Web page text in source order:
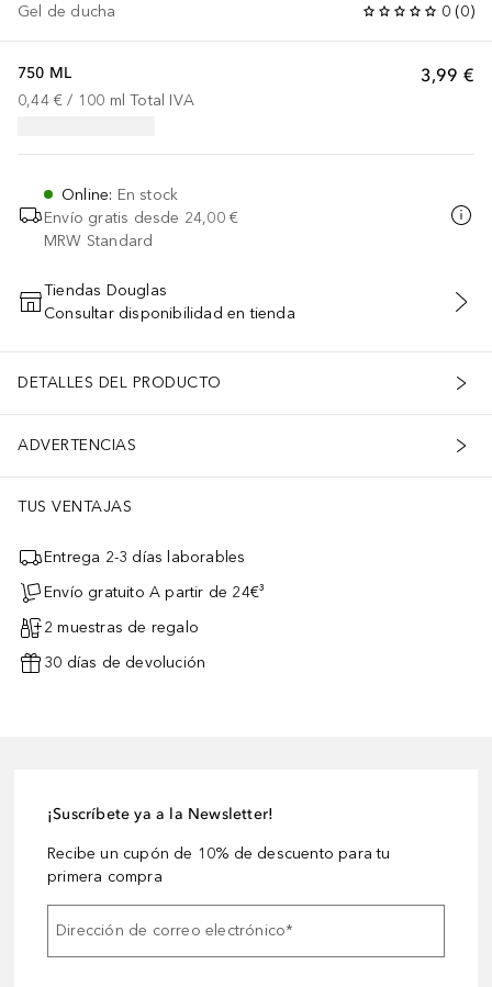
Gel de ducha 0 (0)
3,99 €
750 ML
0,44 € / 100 ml Total IVA
Online: En stock
Envío gratis desde 24,00 €
MRW Standard
AÑADIR AL CARRITO
Tiendas Douglas
Consultar disponibilidad en tienda
DETALLES DEL PRODUCTO
ADVERTENCIAS
TUS VENTAJAS
Entrega 2-3 días laborables
Envío gratuito A partir de 24€³
2 muestras de regalo
30 días de devolución
¡Suscríbete ya a la Newsletter!
Recibe un cupón de 10% de descuento para tu
primera compra
Dirección de correo electrónico*